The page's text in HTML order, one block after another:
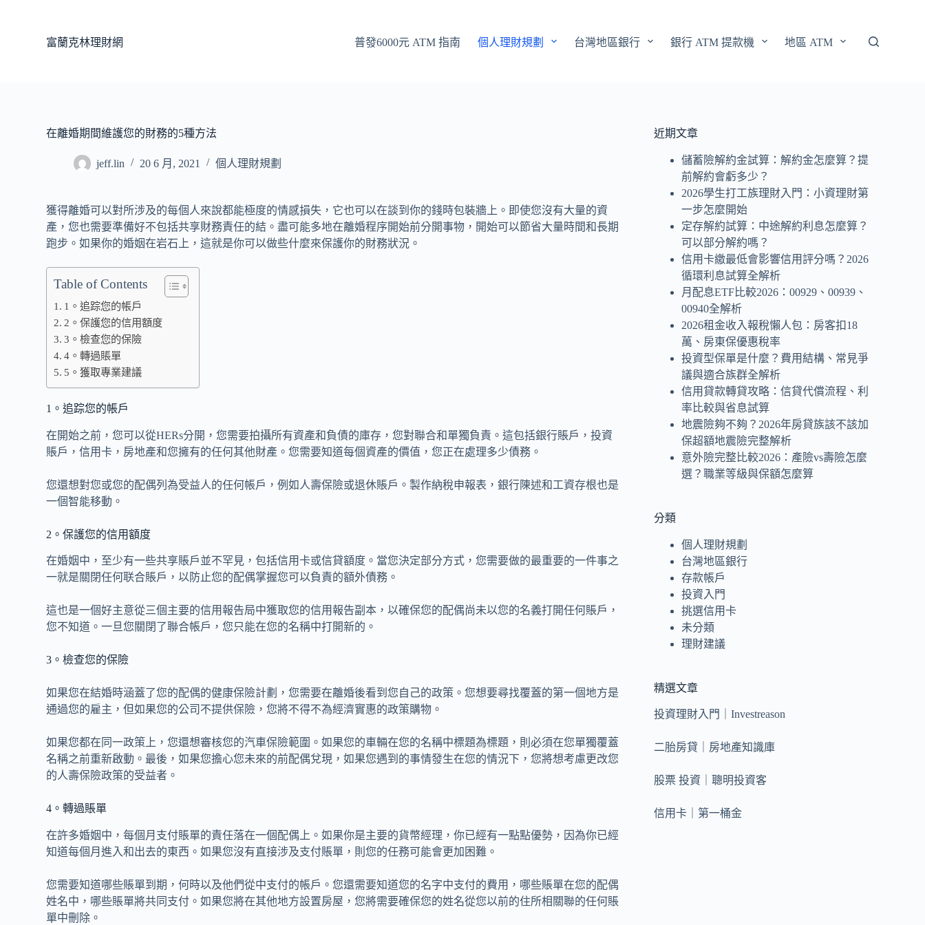
富蘭克林理財網 普發6000元 ATM 指南 個人理財規劃 台灣地區銀行 銀行 ATM 提款機 地區 ATM
在離婚期間維護您的財務的5種方法
jeff.lin 20 6 月, 2021 個人理財規劃
獲得離婚可以對所涉及的每個人來說都能極度的情感損失，它也可以在談到你的錢時包裝牆上。即使您沒有大量的資
產，您也需要準備好不包括共享財務責任的結。盡可能多地在離婚程序開始前分開事物，開始可以節省大量時間和長期
跑步。如果你的婚姻在岩石上，這就是你可以做些什麼來保護你的財務狀況。
Table of Contents
1。追踪您的帳戶
2。保護您的信用額度
3。檢查您的保險
4。轉過賬單
5。獲取專業建議
1。追踪您的帳戶
在開始之前，您可以從HERs分開，您需要拍攝所有資產和負債的庫存，您對聯合和單獨負責。這包括銀行賬戶，投資
賬戶，信用卡，房地產和您擁有的任何其他財產。您需要知道每個資產的價值，您正在處理多少債務。
您還想對您或您的配偶列為受益人的任何帳戶，例如人壽保險或退休賬戶。製作納稅申報表，銀行陳述和工資存根也是
一個智能移動。
2。保護您的信用額度
在婚姻中，至少有一些共享賬戶並不罕見，包括信用卡或信貸額度。當您決定部分方式，您需要做的最重要的一件事之
一就是關閉任何联合賬戶，以防止您的配偶掌握您可以負責的額外債務。
這也是一個好主意從三個主要的信用報告局中獲取您的信用報告副本，以確保您的配偶尚未以您的名義打開任何賬戶，
您不知道。一旦您關閉了聯合帳戶，您只能在您的名稱中打開新的。
3。檢查您的保險
如果您在結婚時涵蓋了您的配偶的健康保險計劃，您需要在離婚後看到您自己的政策。您想要尋找覆蓋的第一個地方是
通過您的雇主，但如果您的公司不提供保險，您將不得不為經濟實惠的政策購物。
如果您都在同一政策上，您還想審核您的汽車保險範圍。如果您的車輛在您的名稱中標題為標題，則必須在您單獨覆蓋
名稱之前重新啟動。最後，如果您擔心您未來的前配偶兌現，如果您遇到的事情發生在您的情況下，您將想考慮更改您
的人壽保險政策的受益者。
4。轉過賬單
在許多婚姻中，每個月支付賬單的責任落在一個配偶上。如果你是主要的貨幣經理，你已經有一點點優勢，因為你已經
知道每個月進入和出去的東西。如果您沒有直接涉及支付賬單，則您的任務可能會更加困難。
您需要知道哪些賬單到期，何時以及他們從中支付的帳戶。您還需要知道您的名字中支付的費用，哪些賬單在您的配偶
姓名中，哪些賬單將共同支付。如果您將在其他地方設置房屋，您將需要確保您的姓名從您以前的住所相關聯的任何賬
單中刪除。
近期文章
儲蓄險解約金試算：解約金怎麼算？提
前解約會虧多少？
2026學生打工族理財入門：小資理財第
一步怎麼開始
定存解約試算：中途解約利息怎麼算？
可以部分解約嗎？
信用卡繳最低會影響信用評分嗎？2026
循環利息試算全解析
月配息ETF比較2026：00929、00939、
00940全解析
2026租金收入報稅懶人包：房客扣18
萬、房東保優惠稅率
投資型保單是什麼？費用結構、常見爭
議與適合族群全解析
信用貸款轉貸攻略：信貸代償流程、利
率比較與省息試算
地震險夠不夠？2026年房貸族該不該加
保超額地震險完整解析
意外險完整比較2026：產險vs壽險怎麼
選？職業等級與保額怎麼算
分類
個人理財規劃
台灣地區銀行
存款帳戶
投資入門
挑選信用卡
未分類
理財建議
精選文章
投資理財入門｜Investreason
二胎房貸｜房地產知識庫
股票 投資｜聰明投資客
信用卡｜第一桶金